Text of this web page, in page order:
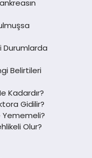
Durumlarda
Belirtileri
Kadardır?
Gidilir?
Yememeli?
Olur?